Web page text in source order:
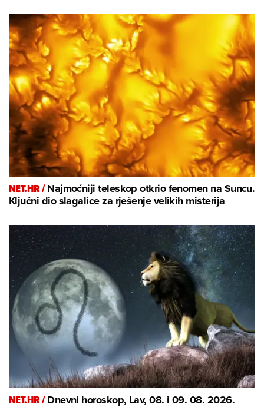
NET.HR /Najmoćniji teleskop otkrio fenomen na Suncu.
Ključni dio slagalice za rješenje velikih misterija
NET.HR /Dnevni horoskop, Lav, 08. i 09. 08. 2026.